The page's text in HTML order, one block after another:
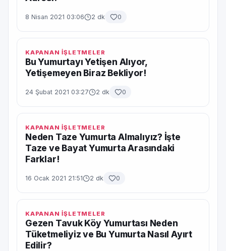
8 Nisan 2021 03:06 2 dk 0
KAPANAN İŞLETMELER
Bu Yumurtayı Yetişen Alıyor,
Yetişemeyen Biraz Bekliyor!
24 Şubat 2021 03:27 2 dk 0
KAPANAN İŞLETMELER
Neden Taze Yumurta Almalıyız? İşte
Taze ve Bayat Yumurta Arasındaki
Farklar!
16 Ocak 2021 21:51 2 dk 0
KAPANAN İŞLETMELER
Gezen Tavuk Köy Yumurtası Neden
Tüketmeliyiz ve Bu Yumurta Nasıl Ayırt
Edilir?